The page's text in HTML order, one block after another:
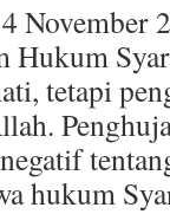
November
tetapi
hukum